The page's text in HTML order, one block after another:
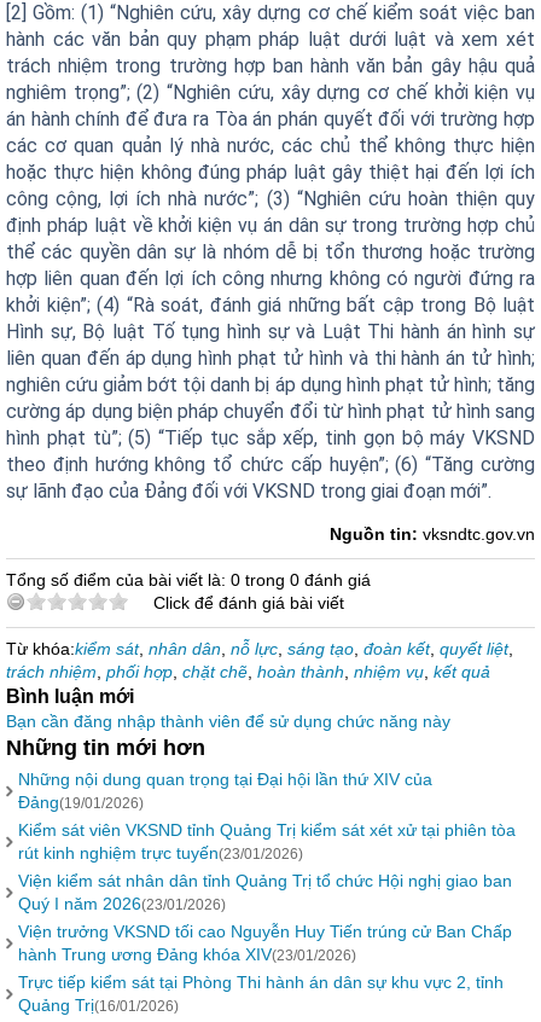
[2] Gồm: (1) “Nghiên cứu, xây dựng cơ chế kiểm soát việc ban
hành các văn bản quy phạm pháp luật dưới luật và xem xét
trách nhiệm trong trường hợp ban hành văn bản gây hậu quả
nghiêm trọng”; (2) “Nghiên cứu, xây dựng cơ chế khởi kiện vụ
án hành chính để đưa ra Tòa án phán quyết đối với trường hợp
các cơ quan quản lý nhà nước, các chủ thể không thực hiện
hoặc thực hiện không đúng pháp luật gây thiệt hại đến lợi ích
công cộng, lợi ích nhà nước”; (3) “Nghiên cứu hoàn thiện quy
định pháp luật về khởi kiện vụ án dân sự trong trường hợp chủ
thể các quyền dân sự là nhóm dễ bị tổn thương hoặc trường
hợp liên quan đến lợi ích công nhưng không có người đứng ra
khởi kiện”; (4) “Rà soát, đánh giá những bất cập trong Bộ luật
Hình sự, Bộ luật Tố tụng hình sự và Luật Thi hành án hình sự
liên quan đến áp dụng hình phạt tử hình và thi hành án tử hình;
nghiên cứu giảm bớt tội danh bị áp dụng hình phạt tử hình; tăng
cường áp dụng biện pháp chuyển đổi từ hình phạt tử hình sang
hình phạt tù”; (5) “Tiếp tục sắp xếp, tinh gọn bộ máy VKSND
theo định hướng không tổ chức cấp huyện”; (6) “Tăng cường
sự lãnh đạo của Đảng đối với VKSND trong giai đoạn mới”.
Nguồn tin: vksndtc.gov.vn
Tổng số điểm của bài viết là: 0 trong 0 đánh giá
Click để đánh giá bài viết
Từ khóa:kiểm sát, nhân dân nỗ lực sáng tạo đoàn kết, quyết liệt,
trách nhiệm phối hợp chặt chẽ hoàn thành nhiệm vụ kết quả
Bình luận mới
Bạn cần đăng nhập thành viên để sử dụng chức năng này
Những tin mới hơn
Những nội dung quan trọng tại Đại hội lần thứ XIV của
Đảng(19/01/2026)
Kiểm sát viên VKSND tỉnh Quảng Trị kiểm sát xét xử tại phiên tòa
rút kinh nghiệm trực tuyến(23/01/2026)
Viện kiểm sát nhân dân tỉnh Quảng Trị tổ chức Hội nghị giao ban
Quý I năm 2026(23/01/2026)
Viện trưởng VKSND tối cao Nguyễn Huy Tiến trúng cử Ban Chấp
hành Trung ương Đảng khóa XIV(23/01/2026)
Trực tiếp kiểm sát tại Phòng Thi hành án dân sự khu vực 2, tỉnh
Quảng Trị(16/01/2026)